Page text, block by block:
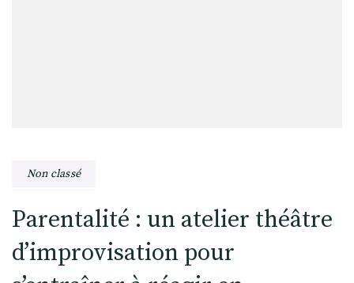
Non classé
Parentalité : un atelier théâtre
d’improvisation pour